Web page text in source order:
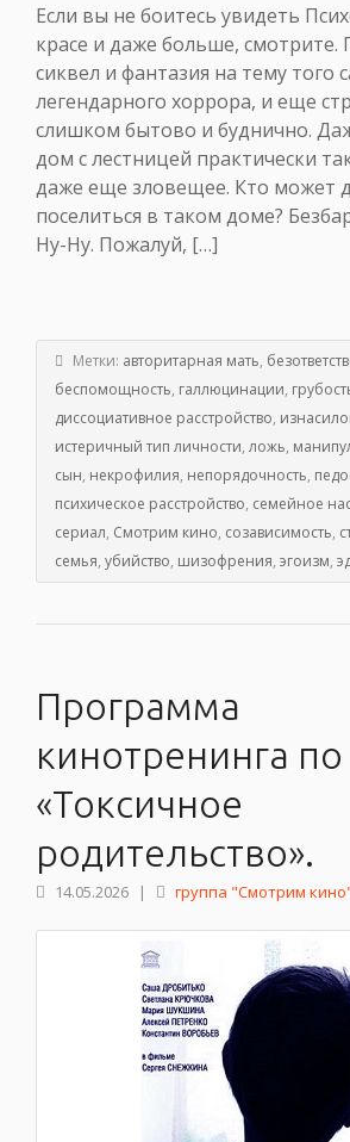
Если вы не боитесь увидеть
красе и даже больше, смотрите.
сиквел и фантазия на тему того
легендарного хоррора, и еще
слишком бытово и буднично.
дом с лестницей практически
даже еще зловещее. Кто может
поселиться в таком доме?
Ну-Ну. Пожалуй, […]
Метки: авторитарная мать,
беспомощность, галлюцинации,
диссоциативное расстройство,
истеричный тип личности, ложь,
сын, некрофилия, непорядочность,
психическое расстройство, семейное
сериал, Смотрим кино, созависимость,
семья, убийство, шизофрения, эгоизм,
Программа
кинотренинга
«Токсичное
родительство».
14.05.2026 | группа "Смотрим